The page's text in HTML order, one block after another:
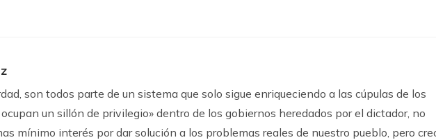
son todos parte de un sistema que solo sigue enriqueciendo a las cúpulas de los
un sillón de privilegio» dentro de los gobiernos heredados por el dictador, no
mínimo interés por dar solución a los problemas reales de nuestro pueblo, pero